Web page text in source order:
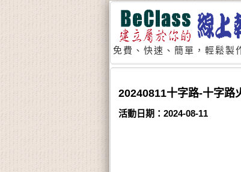
免費、快速、簡單，輕鬆製
20240811十字路-十字路
活動日期：2024-08-11